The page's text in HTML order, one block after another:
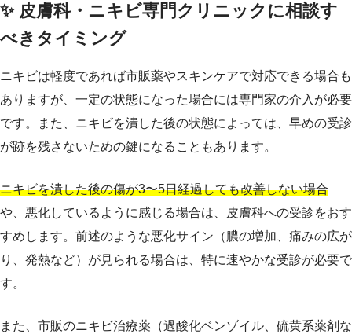
✨ 皮膚科・ニキビ専門クリニックに相談す
べきタイミング
ニキビは軽度であれば市販薬やスキンケアで対応できる場合も
ありますが、一定の状態になった場合には専門家の介入が必要
です。また、ニキビを潰した後の状態によっては、早めの受診
が跡を残さないための鍵になることもあります。
ニキビを潰した後の傷が3〜5日経過しても改善しない場合
や、悪化しているように感じる場合は、皮膚科への受診をおす
すめします。前述のような悪化サイン（膿の増加、痛みの広が
り、発熱など）が見られる場合は、特に速やかな受診が必要で
す。
また、市販のニキビ治療薬（過酸化ベンゾイル、硫黄系薬剤な